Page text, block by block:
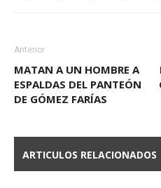
Anterior
MATAN A UN HOMBRE A
ESPALDAS DEL PANTEÓN
DE GÓMEZ FARÍAS
ARTICULOS RELACIONADOS